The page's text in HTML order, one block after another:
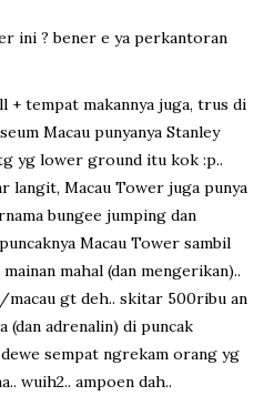
ini ? bener e ya perkantoran
+ tempat makannya juga, trus di
Macau punyanya Stanley
yg lower ground itu kok :p..
langit, Macau Tower juga punya
bungee jumping dan
Macau Tower sambil
mahal (dan mengerikan)..
gt deh.. skitar 500ribu an
(dan adrenalin) di puncak
sempat ngrekam orang yg
wuih2.. ampoen dah..